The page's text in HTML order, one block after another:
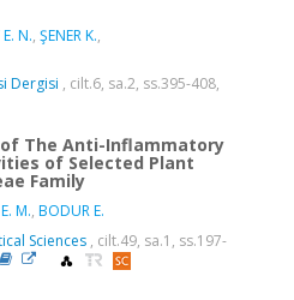
N., ŞENER K.,
Dergisi , cilt.6, sa.2, ss.395-408,
The Anti-Inflammatory
of Selected Plant
Family
M., BODUR E.
Sciences , cilt.49, sa.1, ss.197-